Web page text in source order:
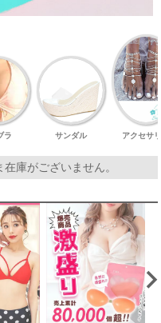
ラ サンダル アクセサ
庫がございません。